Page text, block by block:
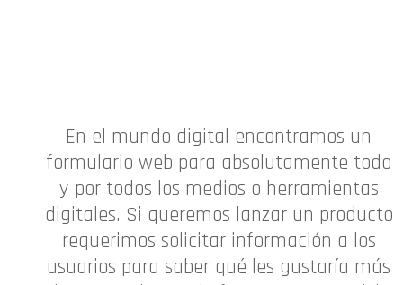
En el mundo digital encontramos un
formulario web para absolutamente todo
y por todos los medios o herramientas
digitales. Si queremos lanzar un producto
requerimos solicitar información a los
usuarios para saber qué les gustaría más